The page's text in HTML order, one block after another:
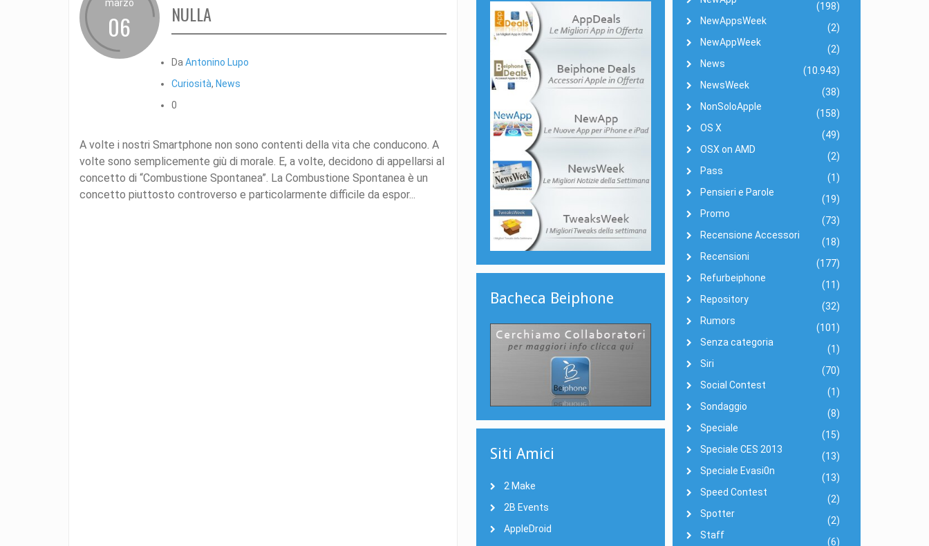
marzo
06
NULLA
Da Antonino Lupo
Curiosità, News
0
A volte i nostri Smartphone non sono contenti della vita che conducono. A
volte sono semplicemente giù di morale. E, a volte, decidono di appellarsi al
concetto di “Combustione Spontanea”. La Combustione Spontanea è un
concetto piuttosto controverso e particolarmente difficile da espor...
Bacheca Beiphone
Siti Amici
2 Make
2B Events
AppleDroid
(198)
NewAppsWeek
(2)
NewAppWeek
(2)
News
(10.943)
NewsWeek
(38)
NonSoloApple
(158)
OS X
(49)
OSX on AMD
(2)
Pass
(1)
Pensieri e Parole
(19)
Promo
(73)
Recensione Accessori
(18)
Recensioni
(177)
Refurbeiphone
(11)
Repository
(32)
Rumors
(101)
Senza categoria
(1)
Siri
(70)
Social Contest
(1)
Sondaggio
(8)
Speciale
(15)
Speciale CES 2013
(13)
Speciale Evasi0n
(13)
Speed Contest
(2)
Spotter
(2)
Staff
(6)